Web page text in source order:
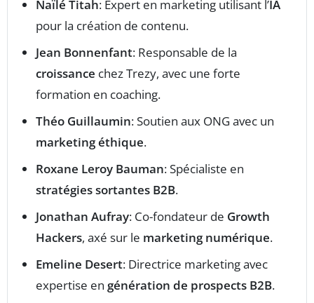
Naïlé Titah: Expert en marketing utilisant l’IA
pour la création de contenu.
Jean Bonnenfant: Responsable de la
croissance chez Trezy, avec une forte
formation en coaching.
Théo Guillaumin: Soutien aux ONG avec un
marketing éthique.
Roxane Leroy Bauman: Spécialiste en
stratégies sortantes B2B.
Jonathan Aufray: Co-fondateur de Growth
Hackers, axé sur le marketing numérique.
Emeline Desert: Directrice marketing avec
expertise en génération de prospects B2B.